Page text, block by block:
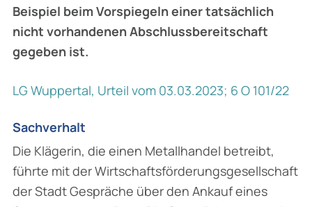
Beispiel beim Vorspiegeln einer tatsächlich
nicht vorhandenen Abschlussbereitschaft
gegeben ist.
LG Wuppertal, Urteil vom 03.03.2023; 6 O 101/22
Sachverhalt
Die Klägerin, die einen Metallhandel betreibt,
führte mit der Wirtschaftsförderungsgesellschaft
der Stadt Gespräche über den Ankauf eines